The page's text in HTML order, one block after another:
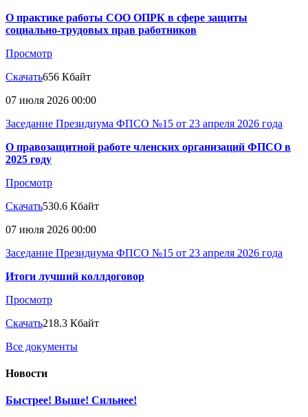
О практике работы СОО ОПРК в сфере защиты
социально-трудовых прав работников
Просмотр
Скачать656 Кбайт
07 июля 2026 00:00
Заседание Президиума ФПСО №15 от 23 апреля 2026 года
О правозащитной работе членских организаций ФПСО в
2025 году
Просмотр
Скачать530.6 Кбайт
07 июля 2026 00:00
Заседание Президиума ФПСО №15 от 23 апреля 2026 года
Итоги лучший коллдоговор
Просмотр
Скачать218.3 Кбайт
Все документы
Новости
Быстрее! Выше! Сильнее!